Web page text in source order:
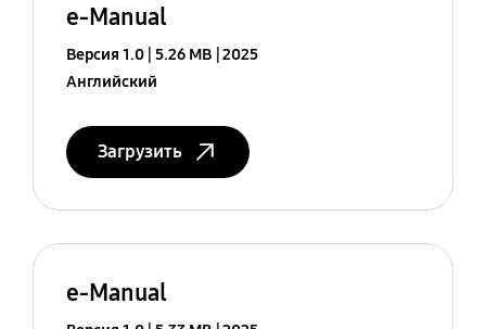
e-Manual
Версия 1.0 5.26 MB 2025
Английский
Загрузить
e-Manual